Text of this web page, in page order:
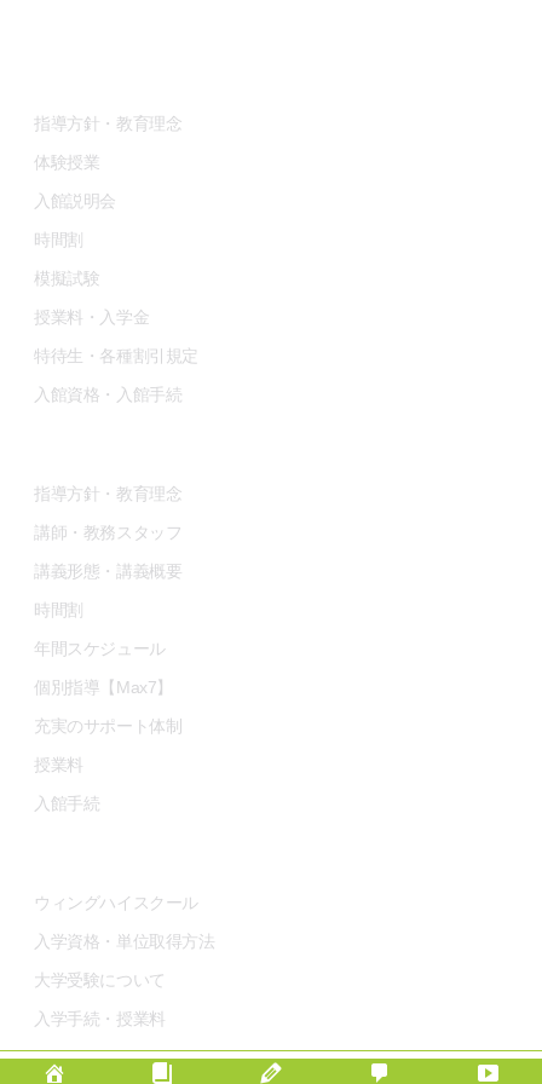
指導方針・教育理念
体験授業
入館説明会
時間割
模擬試験
授業料・入学金
特待生・各種割引規定
入館資格・入館手続
指導方針・教育理念
講師・教務スタッフ
講義形態・講義概要
時間割
年間スケジュール
個別指導【Max7】
充実のサポート体制
授業料
入館手続
ウィングハイスクール
入学資格・単位取得方法
大学受験について
入学手続・授業料
Ⓒ 2020 - Shikokan All Rights Reserved